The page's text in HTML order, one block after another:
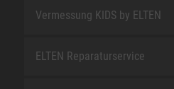
Vermessung KIDS by ELTEN
ELTEN Reparaturservice